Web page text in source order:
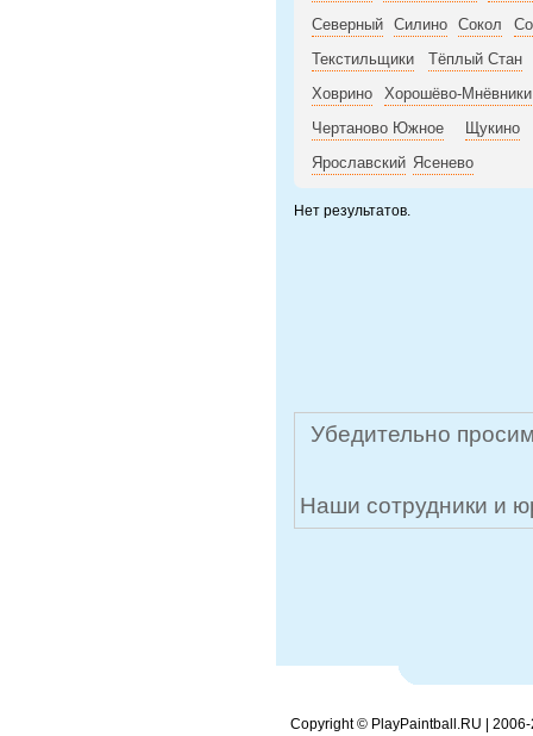
Северный
Силино Сокол
Текстильщики
Тёплый Стан
Ховрино
Хорошёво-Мнёвники
Чертаново Южное
Щукино
Ярославский Ясенево
Нет результатов.
Убедительно
Наши сотрудники и
Copyright © PlayPaintball.RU | 2006-